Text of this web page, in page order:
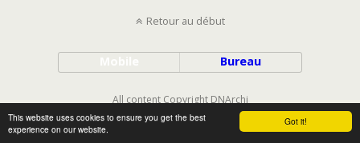
Got it!
This website uses cookies to ensure you get the best
experience on our website.
Retour au début
Bureau
All content Copyright DNArchi